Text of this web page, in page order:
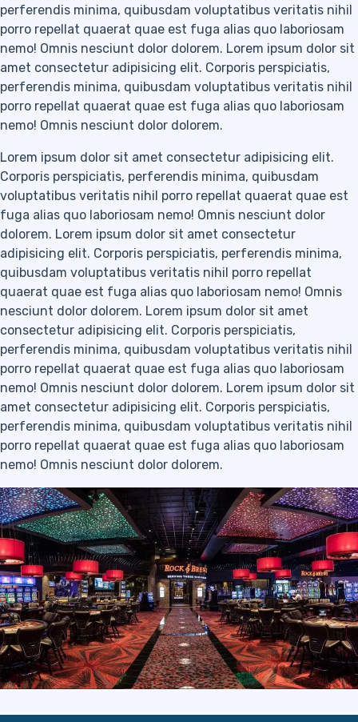
perferendis minima, quibusdam voluptatibus veritatis nihil
porro repellat quaerat quae est fuga alias quo laboriosam
nemo! Omnis nesciunt dolor dolorem. Lorem ipsum dolor sit
amet consectetur adipisicing elit. Corporis perspiciatis,
perferendis minima, quibusdam voluptatibus veritatis nihil
porro repellat quaerat quae est fuga alias quo laboriosam
nemo! Omnis nesciunt dolor dolorem.
Lorem ipsum dolor sit amet consectetur adipisicing elit.
Corporis perspiciatis, perferendis minima, quibusdam
voluptatibus veritatis nihil porro repellat quaerat quae est
fuga alias quo laboriosam nemo! Omnis nesciunt dolor
dolorem. Lorem ipsum dolor sit amet consectetur
adipisicing elit. Corporis perspiciatis, perferendis minima,
quibusdam voluptatibus veritatis nihil porro repellat
quaerat quae est fuga alias quo laboriosam nemo! Omnis
nesciunt dolor dolorem. Lorem ipsum dolor sit amet
consectetur adipisicing elit. Corporis perspiciatis,
perferendis minima, quibusdam voluptatibus veritatis nihil
porro repellat quaerat quae est fuga alias quo laboriosam
nemo! Omnis nesciunt dolor dolorem. Lorem ipsum dolor sit
amet consectetur adipisicing elit. Corporis perspiciatis,
perferendis minima, quibusdam voluptatibus veritatis nihil
porro repellat quaerat quae est fuga alias quo laboriosam
nemo! Omnis nesciunt dolor dolorem.